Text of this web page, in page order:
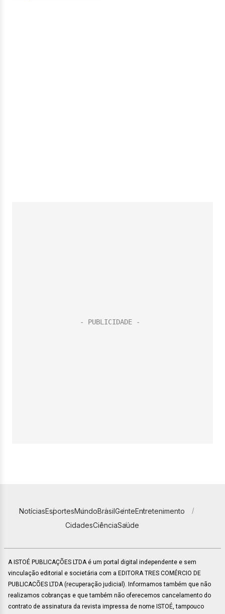
NotíciasEsportesMundoBrasilGenteEntretenimento
CidadesCiênciaSaúde
A ISTOÉ PUBLICAÇÕES LTDA é um portal digital independente e sem
vinculação editorial e societária com a EDITORA TRES COMÉRCIO DE
PUBLICACÕES LTDA (recuperação judicial). Informamos também que não
realizamos cobranças e que também não oferecemos cancelamento do
contrato de assinatura da revista impressa de nome ISTOÉ, tampouco